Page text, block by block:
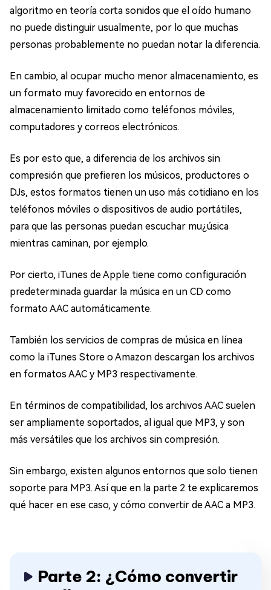
algoritmo en teoría corta sonidos que el oído humano
no puede distinguir usualmente, por lo que muchas
personas probablemente no puedan notar la diferencia.
En cambio, al ocupar mucho menor almacenamiento, es
un formato muy favorecido en entornos de
almacenamiento limitado como teléfonos móviles,
computadores y correos electrónicos.
Es por esto que, a diferencia de los archivos sin
compresión que prefieren los músicos, productores o
DJs, estos formatos tienen un uso más cotidiano en los
teléfonos móviles o dispositivos de audio portátiles,
para que las personas puedan escuchar mu¿úsica
mientras caminan, por ejemplo.
Por cierto, iTunes de Apple tiene como configuración
predeterminada guardar la música en un CD como
formato AAC automáticamente.
También los servicios de compras de música en línea
como la iTunes Store o Amazon descargan los archivos
en formatos AAC y MP3 respectivamente.
En términos de compatibilidad, los archivos AAC suelen
ser ampliamente soportados, al igual que MP3, y son
más versátiles que los archivos sin compresión.
Sin embargo, existen algunos entornos que solo tienen
soporte para MP3. Así que en la parte 2 te explicaremos
qué hacer en ese caso, y cómo convertir de AAC a MP3.
Parte 2: ¿Cómo convertir